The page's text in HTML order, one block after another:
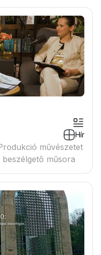
Hír
művészetet
műsora